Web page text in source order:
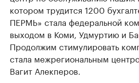
котором трудится 1200
ПЕРМЬ» стала федеральной
выходом в Коми, Удмуртию и
Продолжим стимулировать
стала межрегиональным
Вагит Алекперов.